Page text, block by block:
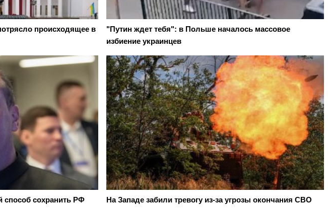
происходящее в
"Путин ждет тебя": в Польше началось массовое
избиение украинцев
способ сохранить РФ На Западе забили тревогу из-за угрозы окончания СВО